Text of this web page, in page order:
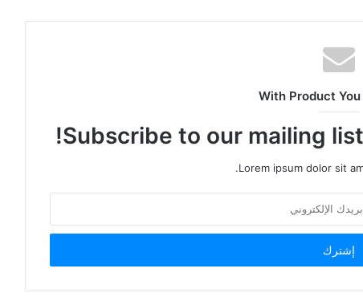
With Product
Subscribe to our mailing
Lorem ipsum dolor sit